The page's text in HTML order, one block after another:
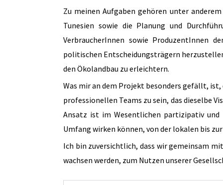
Zu meinen Aufgaben gehören unter
Tunesien sowie die Planung und
VerbraucherInnen sowie ProduzentInnen
politischen Entscheidungsträgern
den Ökolandbau zu erleichtern.
Was mir an dem Projekt besonders gefällt,
professionellen Teams zu sein, das dieselbe
Ansatz ist im Wesentlichen partizipativ
Umfang wirken können, von der lokalen bis
Ich bin zuversichtlich, dass wir gemeinsam
wachsen werden, zum Nutzen unserer